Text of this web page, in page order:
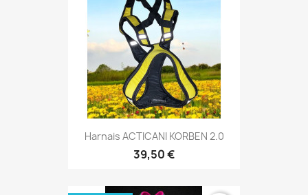
Harnais ACTICANI KORBEN 2.0
39,50 €